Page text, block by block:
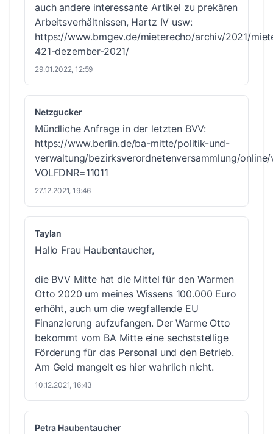
auch andere interessante Artikel zu prekären
Arbeitsverhältnissen, Hartz IV usw:
https://www.bmgev.de/mieterecho/archiv/2021/
421-dezember-2021/
29.01.2022, 12:59
Netzgucker
Mündliche Anfrage in der letzten BVV:
https://www.berlin.de/ba-mitte/politik-und-
verwaltung/bezirksverordnetenversammlung/
VOLFDNR=11011
27.12.2021, 19:46
Taylan
Hallo Frau Haubentaucher,
die BVV Mitte hat die Mittel für den Warmen
Otto 2020 um meines Wissens 100.000 Euro
erhöht, auch um die wegfallende EU
Finanzierung aufzufangen. Der Warme Otto
bekommt vom BA Mitte eine sechststellige
Förderung für das Personal und den Betrieb.
Am Geld mangelt es hier wahrlich nicht.
10.12.2021, 16:43
Petra Haubentaucher